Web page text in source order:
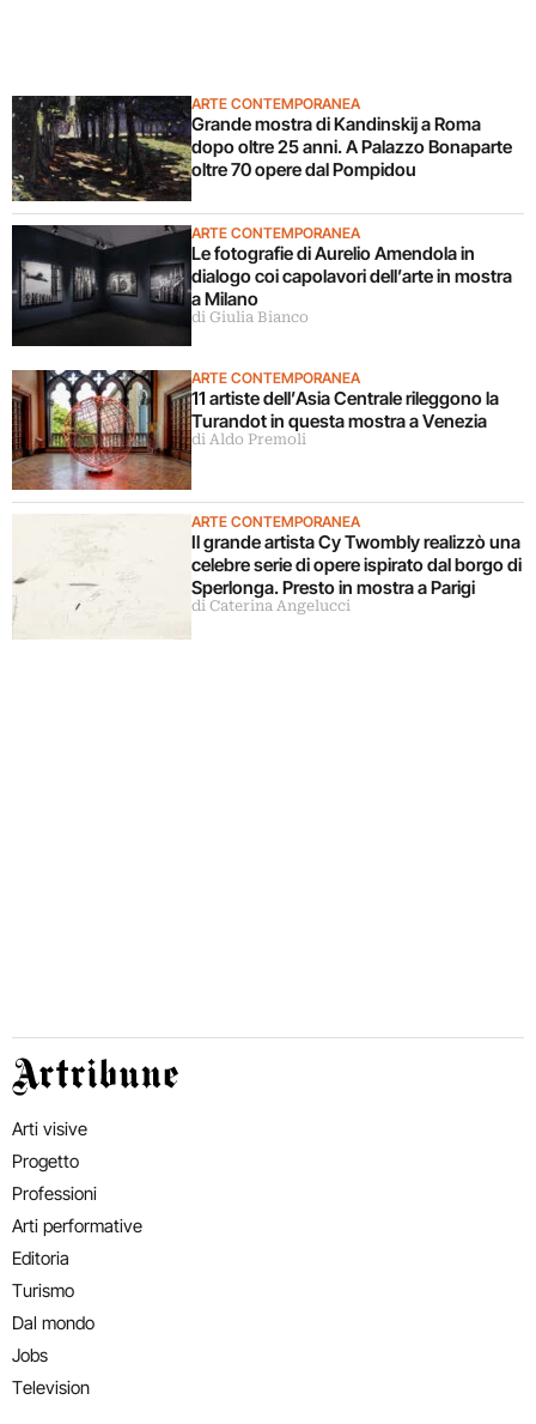
ARTE CONTEMPORANEA
Grande mostra di Kandinskij a Roma
dopo oltre 25 anni. A Palazzo Bonaparte
oltre 70 opere dal Pompidou
ARTE CONTEMPORANEA
Le fotografie di Aurelio Amendola in
dialogo coi capolavori dell’arte in mostra
a Milano
di Giulia Bianco
ARTE CONTEMPORANEA
11 artiste dell’Asia Centrale rileggono la
Turandot in questa mostra a Venezia
di Aldo Premoli
ARTE CONTEMPORANEA
Il grande artista Cy Twombly realizzò una
celebre serie di opere ispirato dal borgo di
Sperlonga. Presto in mostra a Parigi
di Caterina Angelucci
Artribune
Arti visive
Progetto
Professioni
Arti performative
Editoria
Turismo
Dal mondo
Jobs
Television